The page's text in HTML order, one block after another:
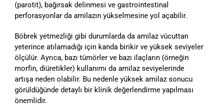
(parotit), bağırsak delinmesi ve gastrointestinal
perforasyonlar da amilazın yükselmesine yol açabilir.
Böbrek yetmezliği gibi durumlarda da amilaz vücuttan
yeterince atılamadığı için kanda birikir ve yüksek seviyeler
ölçülür. Ayrıca, bazı tümörler ve bazı ilaçların (örneğin
morfin, diüretikler) kullanımı da amilaz seviyelerinde
artışa neden olabilir. Bu nedenle yüksek amilaz sonucu
görüldüğünde detaylı bir klinik değerlendirme yapılması
önemlidir.